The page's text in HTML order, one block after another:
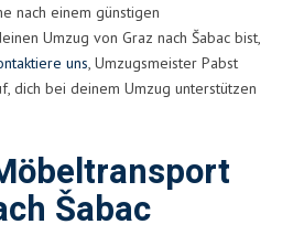
nach einem günstigen
Umzug von Graz nach Šabac bist,
uns, Umzugsmeister Pabst
dich bei deinem Umzug unterstützen
Šabac